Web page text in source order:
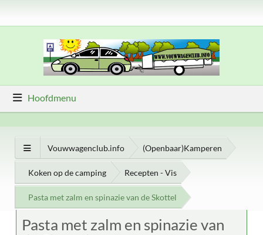
Hoofdmenu
Vouwwagenclub.info (Openbaar)Kamperen
Koken op de camping Recepten - Vis
Pasta met zalm en spinazie van de Skottel
Pasta met zalm en spinazie van